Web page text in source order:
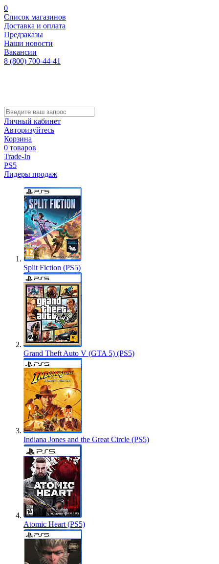
0
Список магазинов
Доставка и оплата
Предзаказы
Наши новости
Вакансии
8 (800) 700-44-41
Личный кабинет
Авторизуйтесь
Корзина
0 товаров
Trade-In
PS5
Лидеры продаж
Split Fiction (PS5)
Grand Theft Auto V (GTA 5) (PS5)
Indiana Jones and the Great Circle (PS5)
Atomic Heart (PS5)